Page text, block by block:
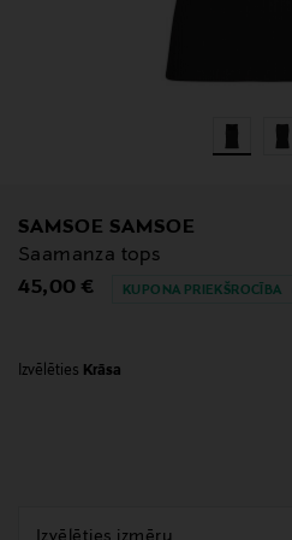
SAMSOE SAMSOE
Saamanza tops
Original Price
45,00 € KUPONA PRIEKŠROCĪBA
Izvēlēties Krāsa